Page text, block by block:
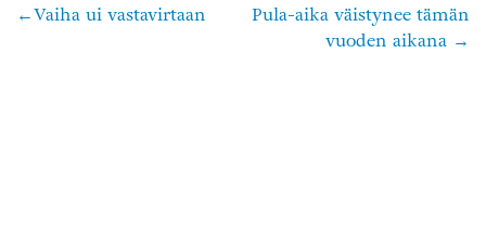
Artikkelien
Vaiha ui vastavirtaan
Pula-aika väistynee tämän
vuoden aikana